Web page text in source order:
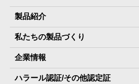
製品紹介
みんなの保存⾷
The Next Dekade10年保存
The Next Dekade7年保存
私たちの製品づくり
SDGSへの取り組み
JARA(ペット⽤防災備蓄⾷)について
企業情報
社⻑ご挨拶
ハラール認証/その他認定証